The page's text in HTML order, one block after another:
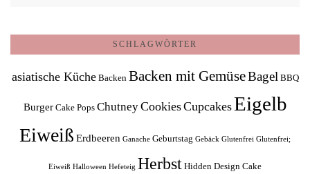
SCHLAGWÖRTER
asiatische Küche Backen Backen mit GemüseBagel BBQ
Burger Cake Pops ChutneyCookiesCupcakesEigelb
Eiweiß Erdbeeren Ganache Geburtstag Gebäck Glutenfrei Glutenfrei;
Eiweiß Halloween Hefeteig Herbst Hidden Design Cake